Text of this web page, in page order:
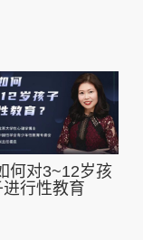
何对3~12岁孩
进行性教育